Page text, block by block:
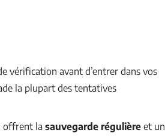
vérification avant d’entrer dans vos
la plupart des tentatives
offrent lasauvegarde régulière et un